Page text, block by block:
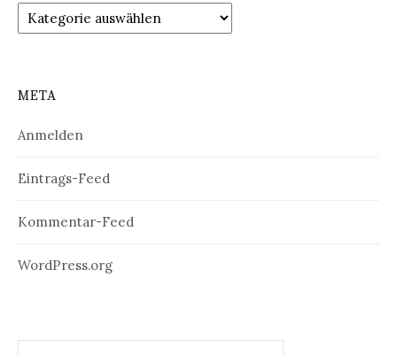
Kategorien
META
Anmelden
Eintrags-Feed
Kommentar-Feed
WordPress.org